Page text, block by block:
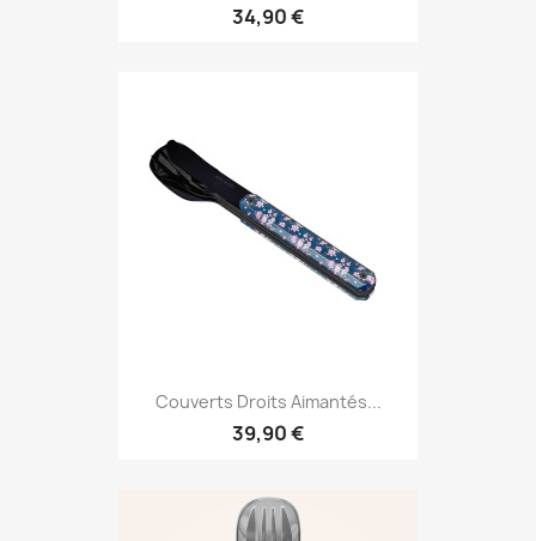
34,90 €
Couverts Droits Aimantés...
39,90 €